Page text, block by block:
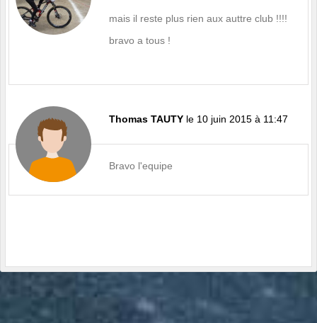
mais il reste plus rien aux auttre club !!!!
bravo a tous !
Thomas TAUTY le 10 juin 2015 à 11:47
Bravo l'equipe